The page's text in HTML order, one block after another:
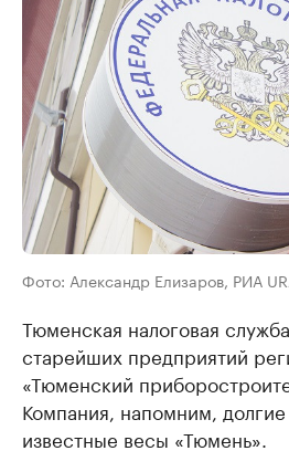
Фото: Александр Елизаров, РИА
Тюменская налоговая
старейших предприятий
«Тюменский
Компания, напомним,
известные весы «Тюмень».